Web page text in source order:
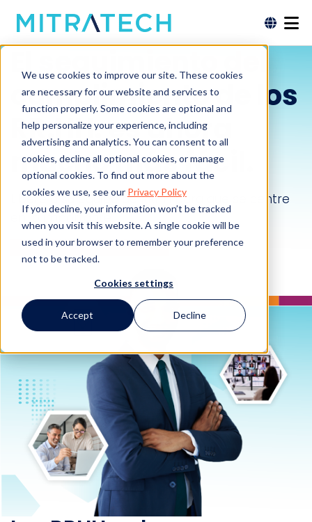
We use cookies to improve our site. These cookies
are necessary for our website and services to
function properly. Some cookies are optional and
help personalize your experience, including
advertising and analytics. You can consent to all
cookies, decline all optional cookies, or manage
optional cookies. To find out more about the
cookies we use, see our Privacy Policy
If you decline, your information won’t be tracked
when you visit this website. A single cookie will be
used in your browser to remember your preference
not to be tracked.
Cookies settings
Accept Decline
El seguimiento del
cumplimiento de los
RR.HH. es ahora
mucho más fácil.
Libere a su equipo de RRHH para que se centre
en lo importante.
Solicitar una demostración